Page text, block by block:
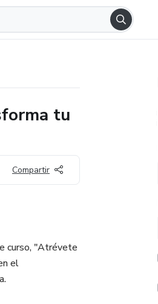
tu
Compartir
curso, "Atrévete
el